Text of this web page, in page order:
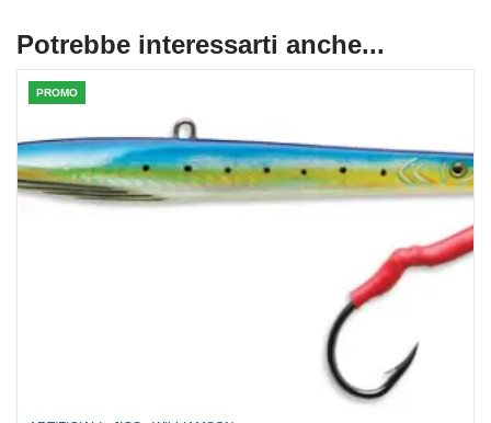
Potrebbe interessarti anche...
PROMO